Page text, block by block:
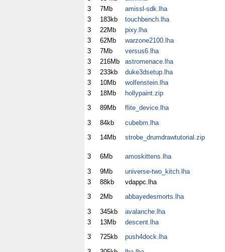
3
7Mb
amissl-sdk.lha
3
183kb
touchbench.lha
3
22Mb
pixy.lha
3
62Mb
warzone2100.lha
3
7Mb
versus6.lha
3
216Mb
astromenace.lha
3
233kb
duke3dsetup.lha
3
10Mb
wolfenstein.lha
3
18Mb
hollypaint.zip
3
89Mb
flite_device.lha
3
84kb
cubebm.lha
3
14Mb strobe_drumdrawtutorial.zip
3 6Mb
amoskittens.lha
3
9Mb
universe-two_kitch.lha
3
88kb
vdappc.lha
3
2Mb
abbayedesmorts.lha
3
345kb
avalanche.lha
3
13Mb
descent.lha
3
725kb
push4dock.lha